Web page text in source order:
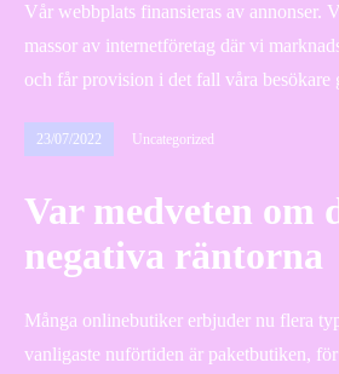
Vår webbplats finansieras av annonser.
massor av internetföretag där vi
och får provision i det fall våra besökare
23/07/2022 Uncategorized
Var medveten om
negativa räntorna
Många onlinebutiker erbjuder nu flera
vanligaste nuförtiden är paketbutiken, för